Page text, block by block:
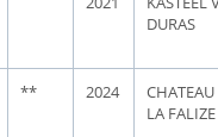
DURAS
** 2024
CHATEAU
LA FALIZE